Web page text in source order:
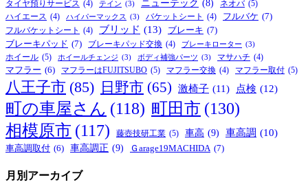
タイヤ預りサービス (4) テイン (3) ニューテック (8) ネオバ (5)
ハイエース (4) ハイパーマックス (3) バケットシート (4) フルバケ (7)
フルバケットシート (4) ブリッド (13) ブレーキ (7)
ブレーキパッド (7) ブレーキパッド交換 (4) ブレーキローター (3)
ホイール (5) ホイールチェンジ (3) ボディ補強パーツ (3) マサハチ (4)
マフラー (6) マフラーはFUJITSUBO (5) マフラー交換 (4) マフラー取付 (5)
八王子市 (85) 日野市 (65) 激椅子 (11) 点検 (12)
町の車屋さん (118) 町田市 (130)
相模原市 (117) 藤壺技研工業 (5) 車高 (9) 車高調 (10)
車高調取付 (6) 車高調正 (9) Ｇarage19MACHIDA (7)
月別アーカイブ